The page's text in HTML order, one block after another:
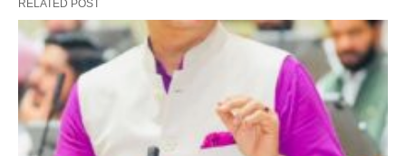
RELATED POST